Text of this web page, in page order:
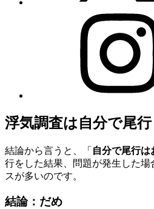
浮気調査は自分で尾
結論から言うと、「 自分で尾行は
行をした結果、問題が発生した
スが多いのです。
結論：だめ